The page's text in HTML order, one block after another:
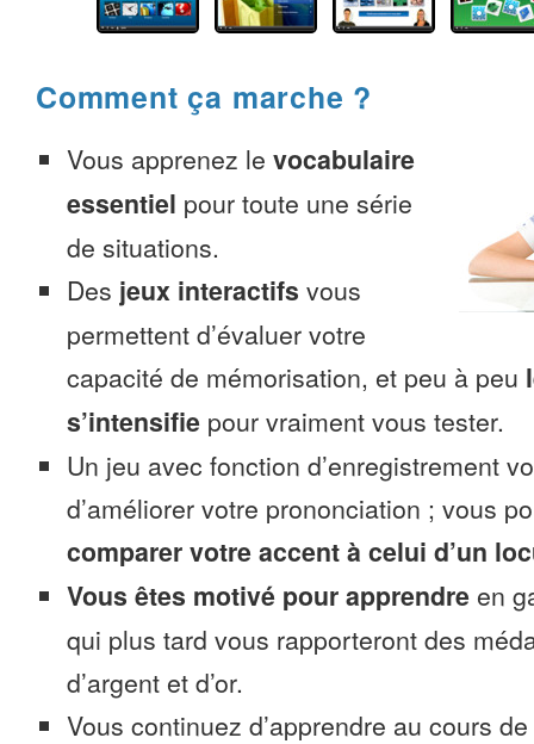
Comment ça marche ?
Vous apprenez le vocabulaire
essentiel pour toute une série
de situations.
Des jeux interactifs vous
permettent d’évaluer votre
capacité de mémorisation, et peu à peu
s’intensifie pour vraiment vous tester.
Un jeu avec fonction d’enregistrement
d’améliorer votre prononciation ; vous
comparer votre accent à celui d’un
Vous êtes motivé pour apprendre en
qui plus tard vous rapporteront des
d’argent et d’or.
Vous continuez d’apprendre au cours